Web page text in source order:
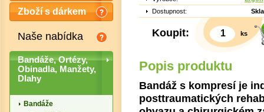
Zboží s dárkem
Naše nabídka
Bandáže, Ortézy,
Obinadla, Manžety,
Dlahy
Bandáže
Dostupnost:
Koupit: ks
Popis produktu
Bandáž s kompresí je
posttraumatických